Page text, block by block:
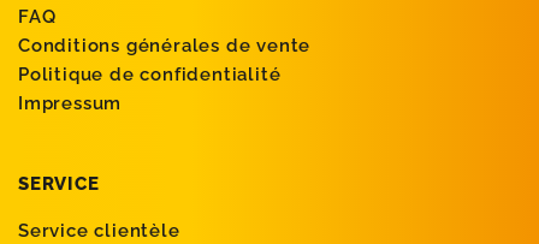
FAQ
Conditions générales de vente
Politique de confidentialité
Impressum
SERVICE
Service clientèle